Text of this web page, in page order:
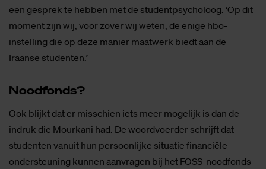
een gesprek te hebben met de studentpsycholoog. ‘Op dit
moment zijn wij, voor zover wij weten, de enige hbo-
instelling die op deze manier maatwerk biedt aan de
Iraanse studenten.’
Nood­fonds?
Ook blijkt dat er misschien iets meer mogelijk is dan de
indruk die Mourkani had. De woordvoerder schrijft dat
studenten vanuit hun persoonlijke situatie financiële
ondersteuning kunnen aanvragen bij het FOSS-noodfonds